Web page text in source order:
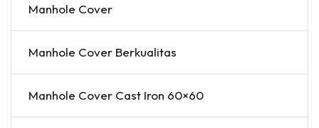
Manhole Cover
Manhole Cover Berkualitas
Manhole Cover Cast Iron 60×60